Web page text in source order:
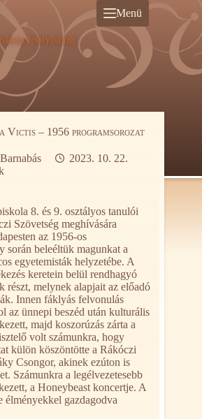
Menü
Victis – 1956 programsorozat
2023. 10. 22.
8. és 9. osztályos tanulói
Szövetség meghívására
az 1956-os
során beleéltük magunkat a
egyetemisták helyzetébe. A
keretein belül rendhagyó
részt, melynek alapjait az előadó
Innen fáklyás felvonulás
az ünnepi beszéd után kulturális
majd koszorúzás zárta a
volt számunkra, hogy
külön köszöntötte a Rákóczi
Csongor, akinek ezúton is
Számunkra a legélvezetesebb
a Honeybeast koncertje. A
élményekkel gazdagodva